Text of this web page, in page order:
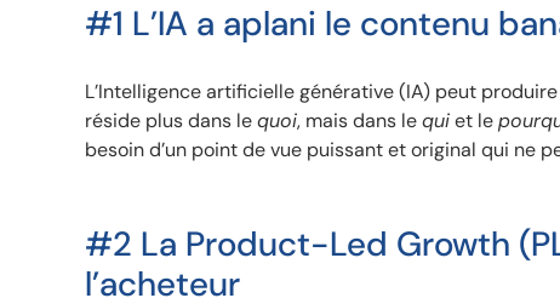
#1 L’IA a aplani le contenu
L’Intelligence artificielle générative (IA) peut
réside plus dans lequoi, mais dans lequiet le
besoin d’un point de vue puissant et original qui ne
#2 La Product-Led Growth
l’acheteur